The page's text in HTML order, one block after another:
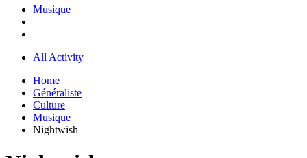
Musique
All Activity
Home
Généraliste
Culture
Musique
Nightwish